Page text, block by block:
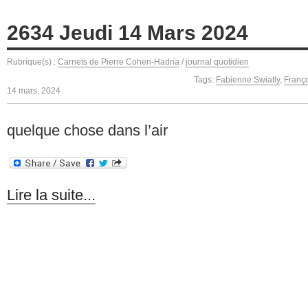
2634 Jeudi 14 Mars 2024
Rubrique(s) : Carnets de Pierre Cohen-Hadria / journal quotidien
Tags: Fabienne Swiatly,
14 mars, 2024
quelque chose dans l’air
Lire la suite...